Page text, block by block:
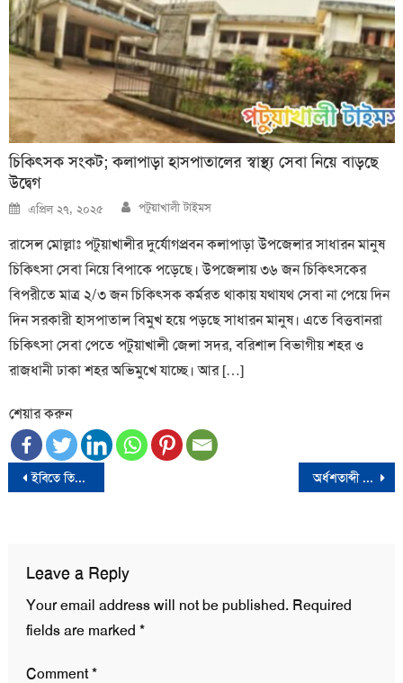
চিকিৎসক সংকট; কলাপাড়া হাসপাতালের স্বাস্থ্য সেবা নিয়ে বাড়ছে
উদ্বেগ
Posted
on
এপ্রিল ২৭, ২০২৫ Author
পটুয়াখালী টাইমস
রাসেল মোল্লাঃ পটুয়াখালীর দুর্যোগপ্রবন কলাপাড়া উপজেলার সাধারন মানুষ
চিকিৎসা সেবা নিয়ে বিপাকে পড়েছে। উপজেলায় ৩৬ জন চিকিৎসকের
বিপরীতে মাত্র ২/৩ জন চিকিৎসক কর্মরত থাকায় যথাযথ সেবা না পেয়ে দিন
দিন সরকারী হাসপাতাল বিমুখ হয়ে পড়ছে সাধারন মানুষ। এতে বিত্তবানরা
চিকিৎসা সেবা পেতে পটুয়াখালী জেলা সদর, বরিশাল বিভাগীয় শহর ও
রাজধানী ঢাকা শহর অভিমুখে যাচ্ছে। আর […]
শেয়ার করুন
Post
ইবিতে তিন শিক্ষার্থীকে মারধর অর্ধশতাব্দী পর যুক্তরাষ্ট্রের আকাশে দেখা মিলবে সুপারসনিক বাণিজ্যিক বিমান ‘এক্স-৫৯’
Leave a Reply
Your email address will not be published. Required
fields are marked *
Comment*